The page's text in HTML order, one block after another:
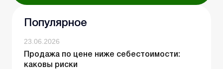
Популярное
23.06.2026
Продажа по цене ниже себестоимости:
каковы риски